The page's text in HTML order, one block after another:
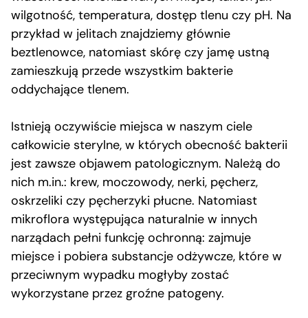
wilgotność, temperatura, dostęp tlenu czy pH. Na
przykład w jelitach znajdziemy głównie
beztlenowce, natomiast skórę czy jamę ustną
zamieszkują przede wszystkim bakterie
oddychające tlenem.
Istnieją oczywiście miejsca w naszym ciele
całkowicie sterylne, w których obecność bakterii
jest zawsze objawem patologicznym. Należą do
nich m.in.: krew, moczowody, nerki, pęcherz,
oskrzeliki czy pęcherzyki płucne. Natomiast
mikroflora występująca naturalnie w innych
narządach pełni funkcję ochronną: zajmuje
miejsce i pobiera substancje odżywcze, które w
przeciwnym wypadku mogłyby zostać
wykorzystane przez groźne patogeny.